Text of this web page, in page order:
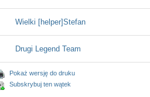
Wielki [helper]Stefan
Drugi Legend Team
Pokaż wersję do druku
Subskrybuj ten wątek